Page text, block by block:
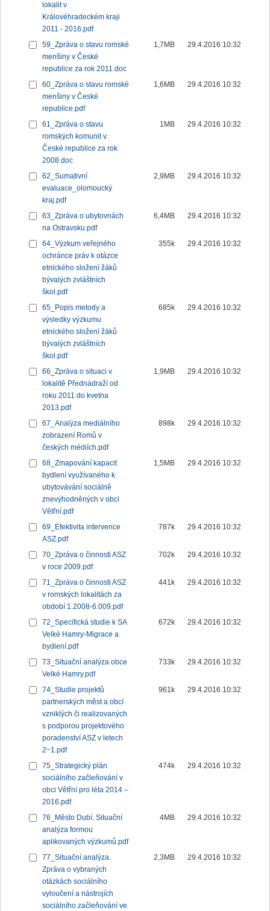
lokalit v
Královéhradeckém kraji
2011 - 2016.pdf
59_Zpráva o stavu romské
menšiny v České
republice za rok 2011.doc
1,7MB 29.4.2016 10:32
60_Zpráva o stavu romské
menšiny v České
republice.pdf
1,6MB 29.4.2016 10:32
61_Zpráva o stavu
romských komunit v
České republice za rok
2008.doc
1MB 29.4.2016 10:32
62_Sumativní
evaluace_olomoucký
kraj.pdf
2,9MB 29.4.2016 10:32
63_Zpráva o ubytovnách
na Ostravsku.pdf
6,4MB 29.4.2016 10:32
64_Výzkum veřejného
ochránce práv k otázce
etnického složení žáků
bývalých zvláštních
škol.pdf
355k 29.4.2016 10:32
65_Popis metody a
výsledky výzkumu
etnického složení žáků
bývalých zvláštních
škol.pdf
685k 29.4.2016 10:32
66_Zpráva o situaci v
lokalitě Přednádraží od
roku 2011 do kvetna
2013.pdf
1,9MB 29.4.2016 10:32
67_Analýza mediálního
zobrazení Romů v
českých médiích.pdf
898k 29.4.2016 10:32
68_Zmapování kapacit
bydlení využívaného k
ubytovávání sociálně
znevýhodněných v obci
Větřní.pdf
1,5MB 29.4.2016 10:32
69_Efektivita intervence
ASZ.pdf
787k 29.4.2016 10:32
70_Zpráva o činnosti ASZ
v roce 2009.pdf
702k 29.4.2016 10:32
71_Zpráva o činnosti ASZ
v romských lokalitách za
období 1.2008-6.009.pdf
441k 29.4.2016 10:32
72_Specifická studie k SA
Velké Hamry-Migrace a
bydlení.pdf
672k 29.4.2016 10:32
73_Situační analýza obce
Velké Hamry.pdf
733k 29.4.2016 10:32
74_Studie projektů
partnerských měst a obcí
vzniklých či realizovaných
s podporou projektového
poradenství ASZ v letech
2~1.pdf
961k 29.4.2016 10:32
75_Strategický plán
sociálního začleňování v
obci Větřní pro léta 2014 –
2016.pdf
474k 29.4.2016 10:32
76_Město Dubí. Situační
analýza formou
aplikovaných výzkumů.pdf
4MB 29.4.2016 10:32
77_Situační analýza.
Zpráva o vybraných
otázkách sociálního
vyloučení a nástrojích
sociálního začleňování ve
2,3MB 29.4.2016 10:32